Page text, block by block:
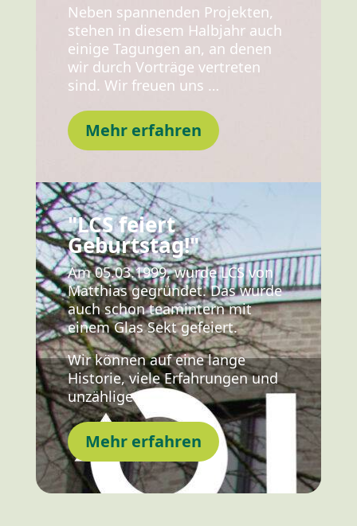
Neben spannenden Projekten,
stehen in diesem Halbjahr auch
einige Tagungen an, an denen
wir durch Vorträge vertreten
sind. Wir freuen uns …
Mehr erfahren
"LCS feiert
Geburtstag!"
Am 05.03.1999, wurde LCS von
Matthias gegründet. Das wurde
auch schon teamintern mit
einem Glas Sekt gefeiert.
Wir können auf eine lange
Historie, viele Erfahrungen und
unzählige …
Mehr erfahren